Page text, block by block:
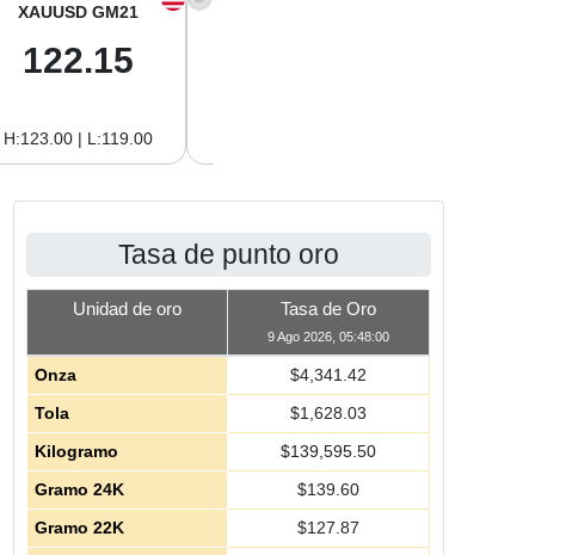
XAUUSD GM21
122.15
H:123.00 | L:119.00
Tasa de punto oro
Unidad de oro Tasa de Oro
9 Ago 2026, 05:48:00
Onza $4,341.42
Tola
$1,628.03
Kilogramo
$139,595.50
Gramo 24K
$139.60
Gramo 22K
$127.87